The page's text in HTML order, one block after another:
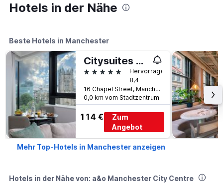
Hotels in der Nähe
Beste Hotels in Manchester
Citysuites Aparthotel
5 Sterne
Hervorragend
8,4
16 Chapel Street, Manchester, Großbritannien
0,0 km vom Stadtzentrum
114 €
Zum
Angebot
Mehr Top-Hotels in Manchester anzeigen
Hotels in der Nähe von: a&o Manchester City Centre